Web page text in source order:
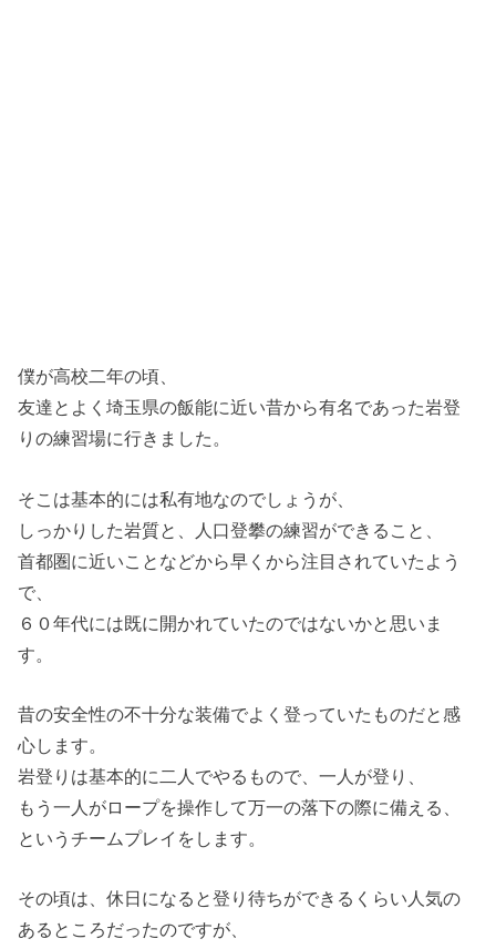
僕が高校二年の頃、
友達とよく埼玉県の飯能に近い昔から有名であった岩登
りの練習場に行きました。
そこは基本的には私有地なのでしょうが、
しっかりした岩質と、人口登攀の練習ができること、
首都圏に近いことなどから早くから注目されていたよう
で、
６０年代には既に開かれていたのではないかと思いま
す。
昔の安全性の不十分な装備でよく登っていたものだと感
心します。
岩登りは基本的に二人でやるもので、一人が登り、
もう一人がロープを操作して万一の落下の際に備える、
というチームプレイをします。
その頃は、休日になると登り待ちができるくらい人気の
あるところだったのですが、